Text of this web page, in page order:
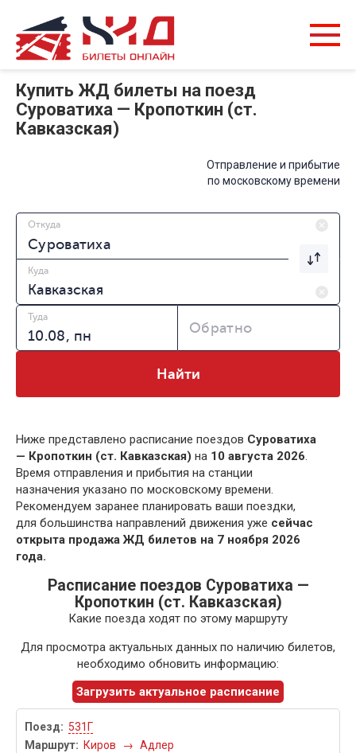
Купить ЖД билеты на поезд
Суроватиха — Кропоткин (ст.
Кавказская)
Отправление и прибытие
по московскому времени
Откуда
Куда
Туда
Обратно
Найти
Ниже представлено расписание поездов Суроватиха
— Кропоткин (ст. Кавказская) на 10 августа 2026.
Время отправления и прибытия на станции
назначения указано по московскому времени.
Рекомендуем заранее планировать ваши поездки,
для большинства направлений движения уже сейчас
открыта продажа ЖД билетов на 7 ноября 2026
года.
Расписание поездов Суроватиха —
Кропоткин (ст. Кавказская)
Какие поезда ходят по этому маршруту
Для просмотра актуальных данных по наличию билетов,
необходимо обновить информацию:
Загрузить актуальное расписание
531Г
Киров
→ Адлер